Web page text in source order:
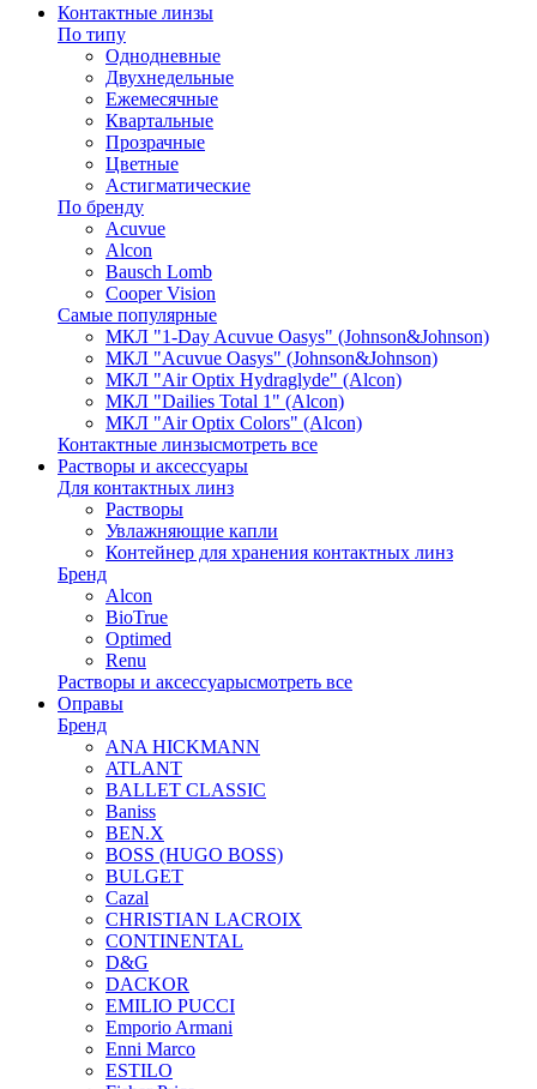
Контактные линзы
По типу
Однодневные
Двухнедельные
Ежемесячные
Квартальные
Прозрачные
Цветные
Астигматические
По бренду
Acuvue
Alcon
Bausch Lomb
Cooper Vision
Самые популярные
МКЛ "1-Day Acuvue Oasys" (Johnson&Johnson)
МКЛ "Acuvue Oasys" (Johnson&Johnson)
МКЛ "Air Optix Hydraglyde" (Alcon)
МКЛ "Dailies Total 1" (Alcon)
МКЛ "Air Optix Colors" (Alcon)
Контактные линзысмотреть все
Растворы и аксессуары
Для контактных линз
Растворы
Увлажняющие капли
Контейнер для хранения контактных линз
Бренд
Alcon
BioTrue
Optimed
Renu
Растворы и аксессуарысмотреть все
Оправы
Бренд
ANA HICKMANN
ATLANT
BALLET CLASSIC
Baniss
BEN.X
BOSS (HUGO BOSS)
BULGET
Cazal
CHRISTIAN LACROIX
CONTINENTAL
D&G
DACKOR
EMILIO PUCCI
Emporio Armani
Enni Marco
ESTILO